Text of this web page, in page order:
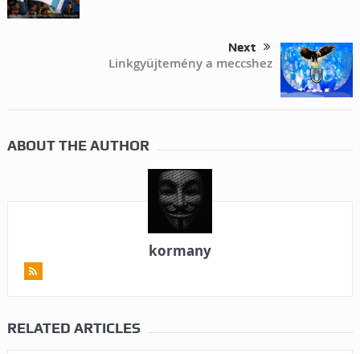
Next
Linkgyüjtemény a meccshez
ABOUT THE AUTHOR
kormany
RELATED ARTICLES